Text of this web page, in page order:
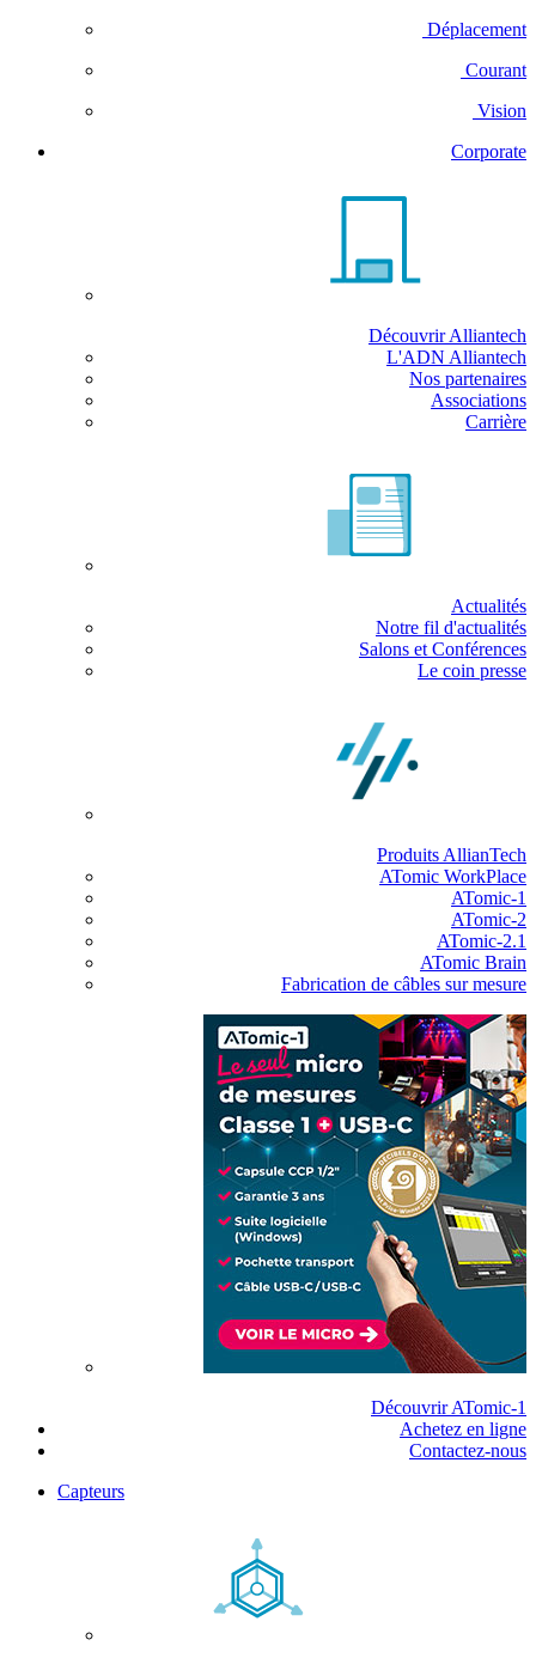
Déplacement
Courant
Vision
Corporate
Découvrir Alliantech
L'ADN Alliantech
Nos partenaires
Associations
Carrière
Actualités
Notre fil d'actualités
Salons et Conférences
Le coin presse
Produits AllianTech
ATomic WorkPlace
ATomic-1
ATomic-2
ATomic-2.1
ATomic Brain
Fabrication de câbles sur mesure
Découvrir ATomic-1
Achetez en ligne
Contactez-nous
Capteurs